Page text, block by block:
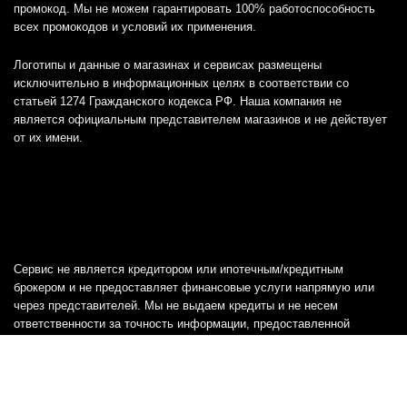
промокод. Мы не можем гарантировать 100% работоспособность
всех промокодов и условий их применения.
Логотипы и данные о магазинах и сервисах размещены
исключительно в информационных целях в соответствии со
статьей 1274 Гражданского кодекса РФ. Наша компания не
является официальным представителем магазинов и не действует
от их имени.
Сервис не является кредитором или ипотечным/кредитным
брокером и не предоставляет финансовые услуги напрямую или
через представителей. Мы не выдаем кредиты и не несем
ответственности за точность информации, предоставленной